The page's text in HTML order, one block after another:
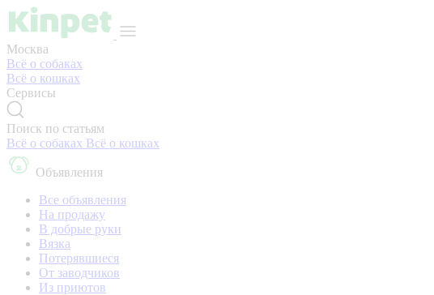
Москва
Всё о собаках
Всё о кошках
Сервисы
Поиск по статьям
Всё о собаках Всё о кошках
Объявления
Все объявления
На продажу
В добрые руки
Вязка
Потерявшиеся
От заводчиков
Из приютов